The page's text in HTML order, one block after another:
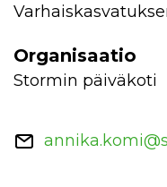
Organisaatio
Stormin päiväkoti